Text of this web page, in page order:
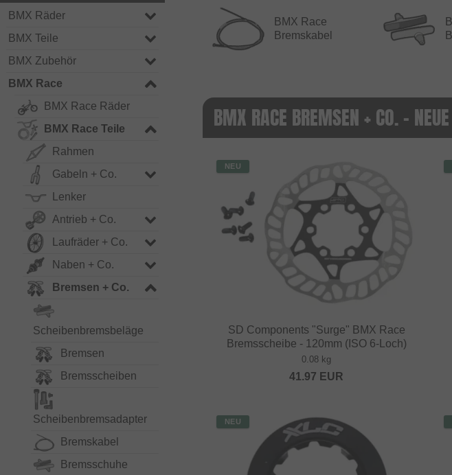
BMX Räder
BMX Teile
BMX Zubehör
BMX Race
BMX Race Räder
BMX Race Teile
Rahmen
Gabeln + Co.
Lenker
Antrieb + Co.
Laufräder + Co.
Naben + Co.
Bremsen + Co.
Scheibenbremsbeläge
Bremsen
Bremsscheiben
Scheibenbremsadapter
Bremskabel
Bremsschuhe
BMX Race
Bremskabel
BMX RACE BREMSEN + CO. -
NEU
SD Components "Surge" BMX Race
Bremsscheibe - 120mm (ISO 6-Loch)
0.08 kg
41.97 EUR
NEU